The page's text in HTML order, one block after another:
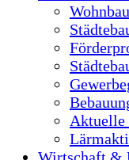
Aktuelle